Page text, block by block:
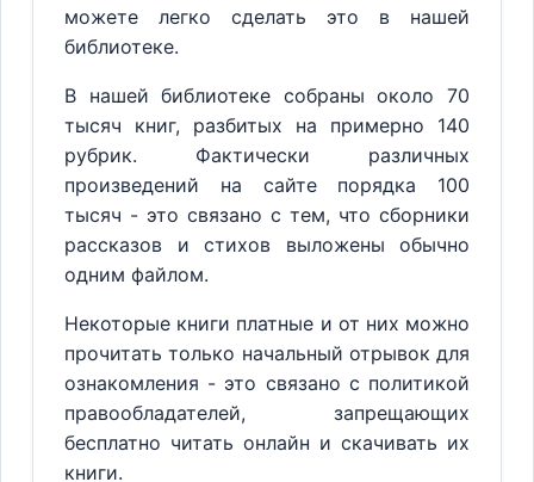
можете легко сделать это в нашей
библиотеке.
В нашей библиотеке собраны около 70
тысяч книг, разбитых на примерно 140
рубрик. Фактически различных
произведений на сайте порядка 100
тысяч - это связано с тем, что сборники
рассказов и стихов выложены обычно
одним файлом.
Некоторые книги платные и от них можно
прочитать только начальный отрывок для
ознакомления - это связано с политикой
правообладателей, запрещающих
бесплатно читать онлайн и скачивать их
книги.